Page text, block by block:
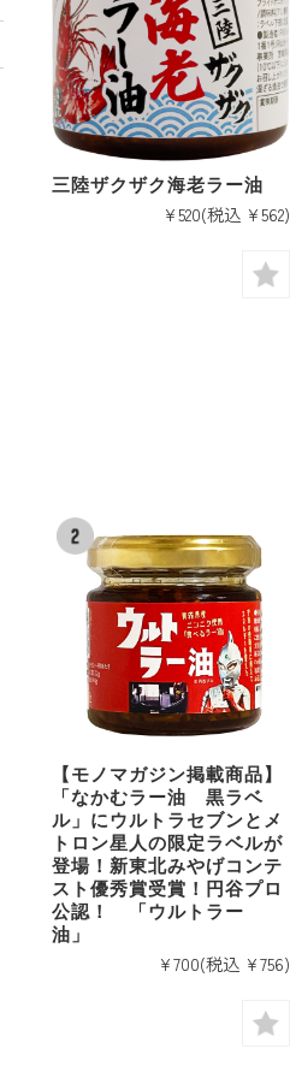
三陸ザクザク海老ラー油
¥520(税込 ¥562)
【モノマガジン掲載商品】
「なかむラー油 黒ラベ
ル」にウルトラセブンとメ
トロン星人の限定ラベルが
登場！新東北みやげコンテ
スト優秀賞受賞！円谷プロ
公認！ 「ウルトラー
油」
¥700(税込 ¥756)